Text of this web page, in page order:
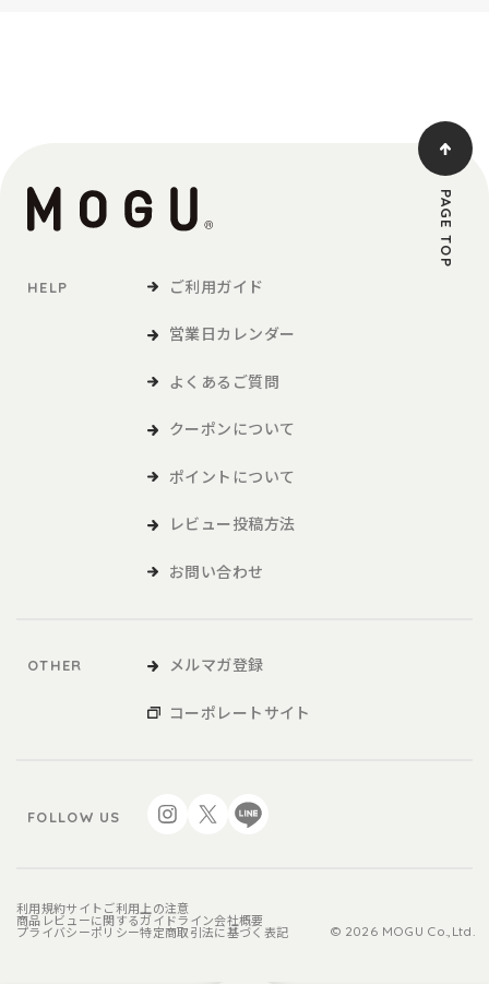
HELP ご利用ガイド
営業日カレンダー
よくあるご質問
クーポンについて
ポイントについて
レビュー投稿方法
お問い合わせ
OTHER メルマガ登録
コーポレートサイト
FOLLOW US
利用規約サイトご利用上の注意
商品レビューに関するガイドライン会社概要
プライバシーポリシー特定商取引法に基づく表記 © 2026 MOGU Co.,Ltd.
PAGE TOP